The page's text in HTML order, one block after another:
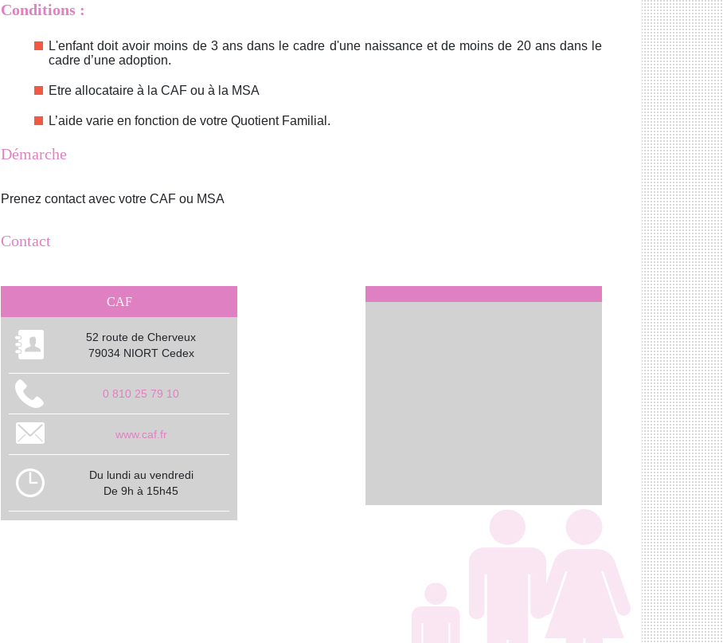
Conditions :
L'enfant doit avoir moins de 3 ans dans le cadre d'une naissance et de moins de 20 ans dans le
cadre d’une adoption.
Etre allocataire à la CAF ou à la MSA
L’aide varie en fonction de votre Quotient Familial.
Démarche
Prenez contact avec votre CAF ou MSA
Contact
CAF
52 route de Cherveux
79034 NIORT Cedex
0 810 25 79 10
www.caf.fr
Du lundi au vendredi
De 9h à 15h45